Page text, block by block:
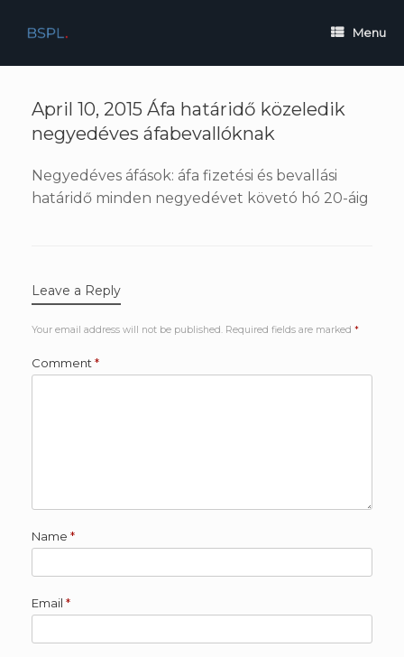
content
Menu
April 10, 2015 Áfa határidő közeledik
negyedéves áfabevallóknak
Negyedéves áfások: áfa fizetési és bevallási
határidő minden negyedévet követó hó 20-áig
Leave a Reply
Your email address will not be published. Required fields are marked *
Comment *
Name *
Email *